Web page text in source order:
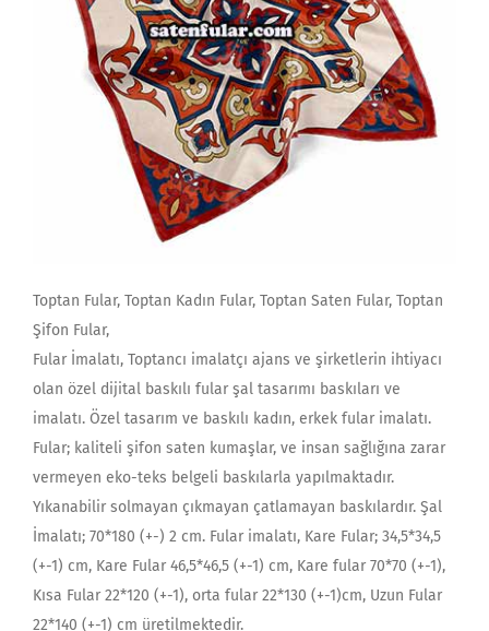
Toptan Fular, Toptan Kadın Fular, Toptan Saten Fular, Toptan
Şifon Fular,
Fular İmalatı, Toptancı imalatçı ajans ve şirketlerin ihtiyacı
olan özel dijital baskılı fular şal tasarımı baskıları ve
imalatı. Özel tasarım ve baskılı kadın, erkek fular imalatı.
Fular; kaliteli şifon saten kumaşlar, ve insan sağlığına zarar
vermeyen eko-teks belgeli baskılarla yapılmaktadır.
Yıkanabilir solmayan çıkmayan çatlamayan baskılardır. Şal
İmalatı; 70*180 (+-) 2 cm. Fular imalatı, Kare Fular; 34,5*34,5
(+-1) cm, Kare Fular 46,5*46,5 (+-1) cm, Kare fular 70*70 (+-1),
Kısa Fular 22*120 (+-1), orta fular 22*130 (+-1)cm, Uzun Fular
22*140 (+-1) cm üretilmektedir.